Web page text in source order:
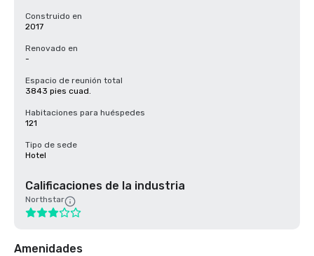
Construido en
2017
Renovado en
-
Espacio de reunión total
3843 pies cuad.
Habitaciones para huéspedes
121
Tipo de sede
Hotel
Calificaciones de la industria
Northstar
Amenidades